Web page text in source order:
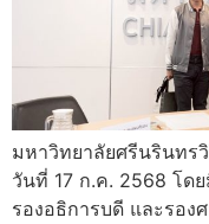
มหาวิทยาลัยศรีนรินทร
วันที่ 17 ก.ค. 2568 โด
รองอธิการบดี และรอ